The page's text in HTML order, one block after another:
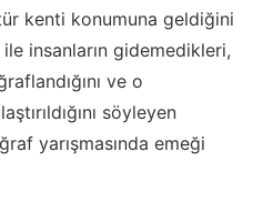
kenti konumuna geldiğini
insanların gidemedikleri,
ve o
söyleyen
yarışmasında emeği